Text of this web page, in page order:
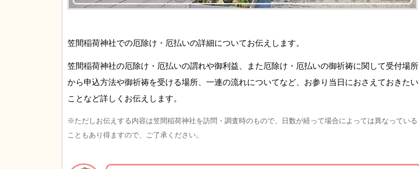
笠間稲荷神社での厄除け・厄払いの詳細についてお伝えします。
笠間稲荷神社の厄除け・厄払いの謂れや御利益、また厄除け・厄払いの御祈祷に関して受付場所
から申込方法や御祈祷を受ける場所、一連の流れについてなど、お参り当日におさえておきたい
ことなど詳しくお伝えします。
※ただしお伝えする内容は笠間稲荷神社を訪問・調査時のもので、日数が経って場合によっては異なっている
こともあり得ますので、ご了承ください。